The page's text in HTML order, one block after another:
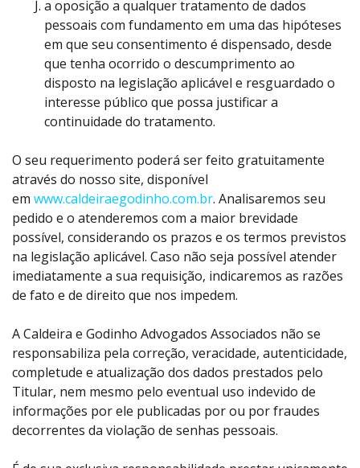
a oposição a qualquer tratamento de dados
pessoais com fundamento em uma das hipóteses
em que seu consentimento é dispensado, desde
que tenha ocorrido o descumprimento ao
disposto na legislação aplicável e resguardado o
interesse público que possa justificar a
continuidade do tratamento.
O seu requerimento poderá ser feito gratuitamente
através do nosso site, disponível
em www.caldeiraegodinho.com.br. Analisaremos seu
pedido e o atenderemos com a maior brevidade
possível, considerando os prazos e os termos previstos
na legislação aplicável. Caso não seja possível atender
imediatamente a sua requisição, indicaremos as razões
de fato e de direito que nos impedem.
A Caldeira e Godinho Advogados Associados não se
responsabiliza pela correção, veracidade, autenticidade,
completude e atualização dos dados prestados pelo
Titular, nem mesmo pelo eventual uso indevido de
informações por ele publicadas por ou por fraudes
decorrentes da violação de senhas pessoais.